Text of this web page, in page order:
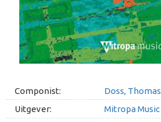
Componist:
Doss, Thomas
Uitgever:
Mitropa Music